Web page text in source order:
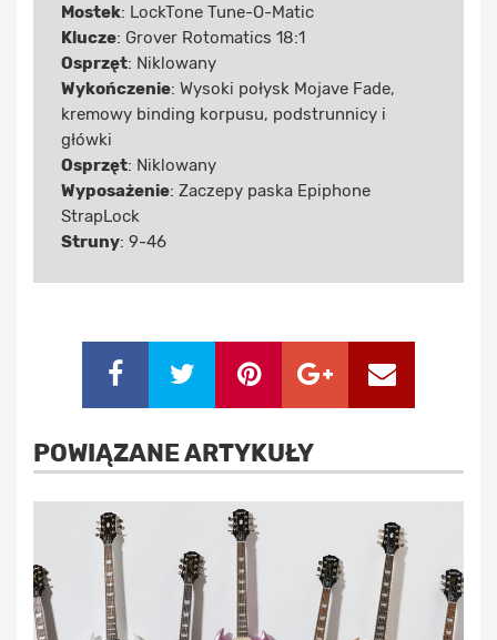
Mostek: LockTone Tune-O-Matic
Klucze: Grover Rotomatics 18:1
Osprzęt: Niklowany
Wykończenie: Wysoki połysk Mojave Fade,
kremowy binding korpusu, podstrunnicy i
główki
Osprzęt: Niklowany
Wyposażenie: Zaczepy paska Epiphone
StrapLock
Struny: 9-46
POWIĄZANE ARTYKUŁY